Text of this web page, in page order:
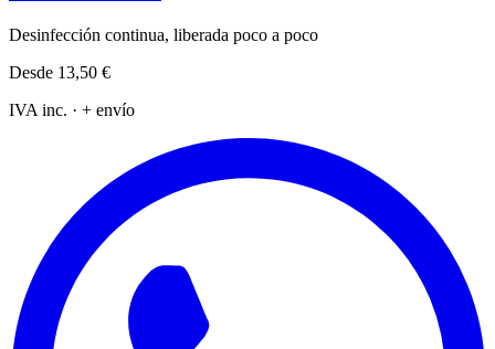
Desinfección continua, liberada poco a poco
Desde 13,50 €
IVA inc. · + envío